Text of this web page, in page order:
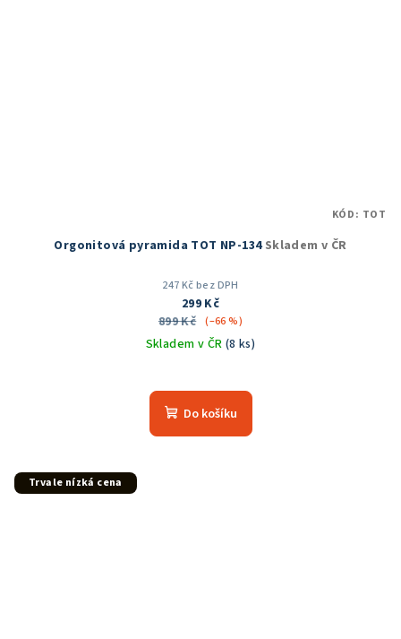
Orgonitová pyramida TOT NP-134Skladem v ČR
247 Kč bez DPH
299 Kč
899 Kč (–66 %)
Skladem v ČR (8 ks)
hodnocení
produktu
Do košíku
KÓD: TOT
Trvale nízká cena